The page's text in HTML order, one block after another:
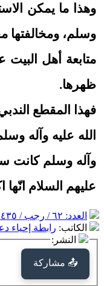
وهذا ما يمكن
وسلم، ومخالفتها
متابعة أهل البيت
ظهرها.
فهذا المقطع
الله عليه وآله
وآله وسلم كانت
عليهم السلام
العدد: ٦٢ / رجب / ١٤٣٥ هـ
الكاتب: رابطة إحياء
النشر:
📤 مشاركة